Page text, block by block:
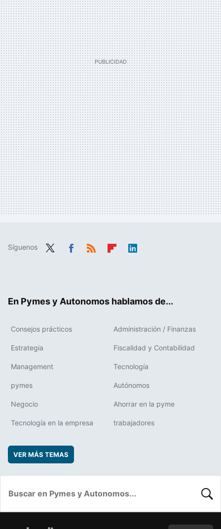
Síguenos
En Pymes y Autonomos hablamos de...
Consejos prácticos Administración / Finanzas
Estrategia Fiscalidad y Contabilidad
Management Tecnología
pymes Autónomos
Negocio Ahorrar en la pyme
Tecnología en la empresa trabajadores
VER MÁS TEMAS